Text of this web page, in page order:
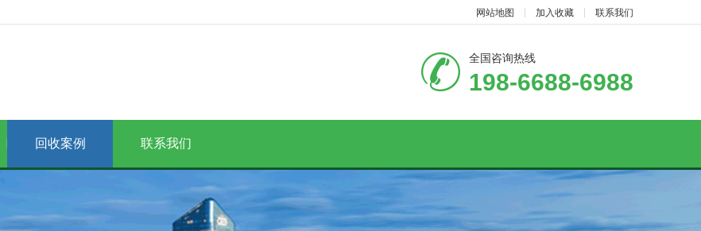
网站地图 加入收藏 联系我们
全国咨询热线
198-6688-6988
回收案例 联系我们